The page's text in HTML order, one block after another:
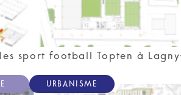
sport football Topten à
URBANISME